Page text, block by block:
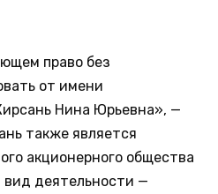
право без
от имени
Нина Юрьевна», —
также является
акционерного общества
деятельности —